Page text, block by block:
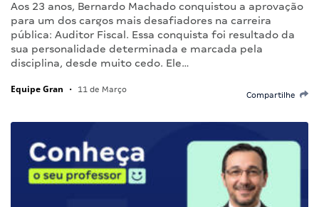
Aos 23 anos, Bernardo Machado conquistou a aprovação
para um dos cargos mais desafiadores na carreira
pública: Auditor Fiscal. Essa conquista foi resultado da
sua personalidade determinada e marcada pela
disciplina, desde muito cedo. Ele…
Equipe Gran • 11 de Março
Compartilhe